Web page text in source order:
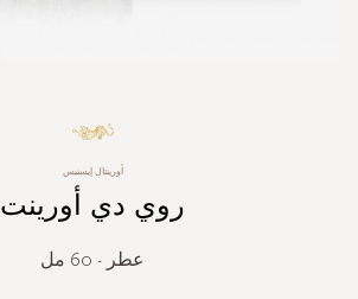
أورينتال إيسنيس
روي دي أورينت
عطر - 60 مل